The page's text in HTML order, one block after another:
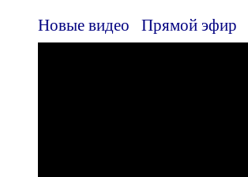
Новые видео Прямой эфир